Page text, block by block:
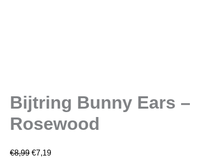
Bijtring Bunny Ears –
Rosewood
€8,99 €7,19